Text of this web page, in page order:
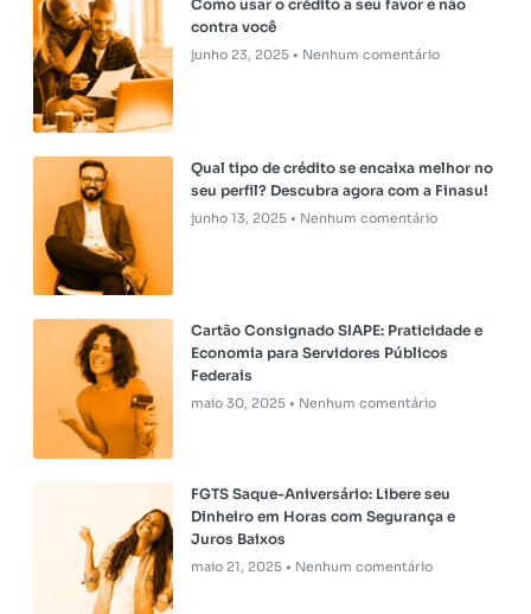
Como usar o crédito a seu favor e não
contra você
junho 23, 2025 Nenhum comentário
Qual tipo de crédito se encaixa melhor no
seu perfil? Descubra agora com a Finasu!
junho 13, 2025 Nenhum comentário
Cartão Consignado SIAPE: Praticidade e
Economia para Servidores Públicos
Federais
maio 30, 2025 Nenhum comentário
FGTS Saque-Aniversário: Libere seu
Dinheiro em Horas com Segurança e
Juros Baixos
maio 21, 2025 Nenhum comentário